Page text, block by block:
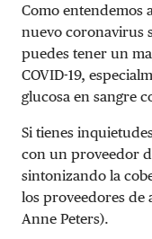
Como entendemos
nuevo coronavirus
puedes tener un
COVID-19,
glucosa en sangre
Si tienes
con un proveedor
sintonizando la
los proveedores de
Anne Peters).